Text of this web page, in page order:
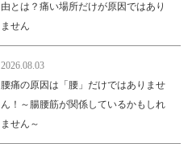
由とは？痛い場所だけが原因ではあり
ません
2026.08.03
腰痛の原因は「腰」だけではありませ
ん！～腸腰筋が関係しているかもしれ
ません～